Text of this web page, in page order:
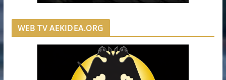
WEB TV AEKIDEA.ORG